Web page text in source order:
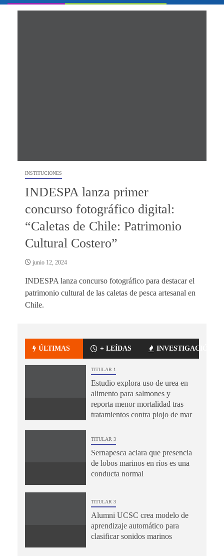
INSTITUCIONES
INDESPA lanza primer
concurso fotográfico digital:
“Caletas de Chile: Patrimonio
Cultural Costero”
junio 12, 2024
INDESPA lanza concurso fotográfico para destacar el
patrimonio cultural de las caletas de pesca artesanal en
Chile.
ÚLTIMAS + LEÍDAS INVESTIGACIÓN
TITULAR 1
Estudio explora uso de urea en
alimento para salmones y
reporta menor mortalidad tras
tratamientos contra piojo de mar
TITULAR 3
Sernapesca aclara que presencia
de lobos marinos en ríos es una
conducta normal
TITULAR 3
Alumni UCSC crea modelo de
aprendizaje automático para
clasificar sonidos marinos